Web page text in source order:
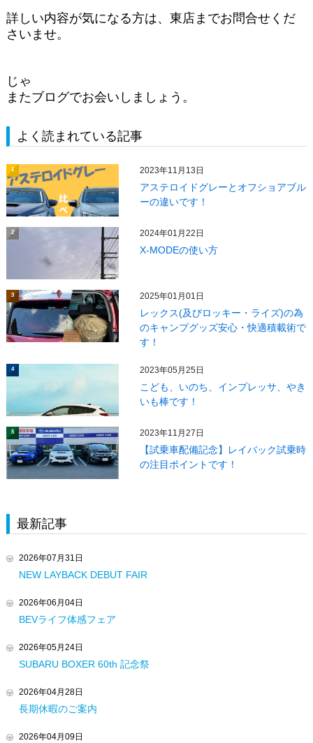
詳しい内容が気になる方は、東店までお問合せくだ
さいませ。
じゃ
またブログでお会いしましょう。
よく読まれている記事
1 2023年11月13日
アステロイドグレーとオフショアブル
ーの違いです！
2 2024年01月22日
X‐MODEの使い方
3 2025年01月01日
レックス(及びロッキー・ライズ)の為
のキャンプグッズ安心・快適積載術で
す！
4 2023年05月25日
こども、いのち、インプレッサ、やき
いも棒です！
5 2023年11月27日
【試乗車配備記念】レイバック試乗時
の注目ポイントです！
最新記事
2026年07月31日
NEW LAYBACK DEBUT FAIR
2026年06月04日
BEVライフ体感フェア
2026年05月24日
SUBARU BOXER 60th 記念祭
2026年04月28日
長期休暇のご案内
2026年04月09日